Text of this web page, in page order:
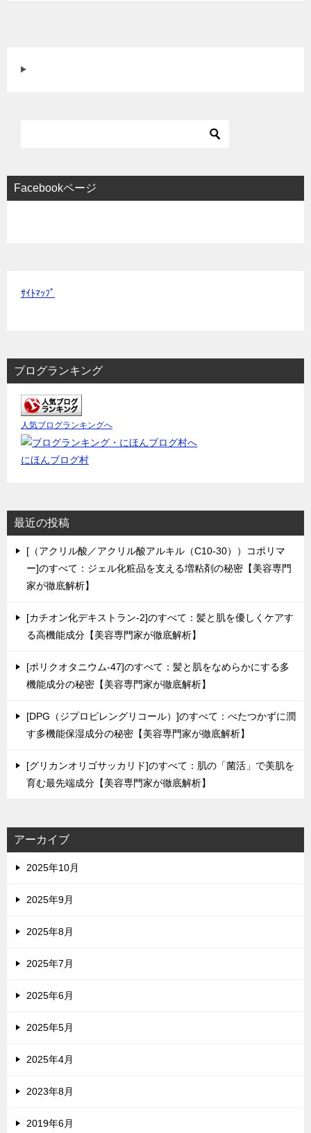
Facebookページ
ｻｲﾄﾏｯﾌﾟ
ブログランキング
人気ブログランキングへ
にほんブログ村
最近の投稿
[（アクリル酸／アクリル酸アルキル（C10-30））コポリマ
ー]のすべて：ジェル化粧品を支える増粘剤の秘密【美容専門
家が徹底解析】
[カチオン化デキストラン-2]のすべて：髪と肌を優しくケアす
る高機能成分【美容専門家が徹底解析】
[ポリクオタニウム-47]のすべて：髪と肌をなめらかにする多
機能成分の秘密【美容専門家が徹底解析】
[DPG（ジプロピレングリコール）]のすべて：べたつかずに潤
す多機能保湿成分の秘密【美容専門家が徹底解析】
[グリカンオリゴサッカリド]のすべて：肌の「菌活」で美肌を
育む最先端成分【美容専門家が徹底解析】
アーカイブ
2025年10月
2025年9月
2025年8月
2025年7月
2025年6月
2025年5月
2025年4月
2023年8月
2019年6月